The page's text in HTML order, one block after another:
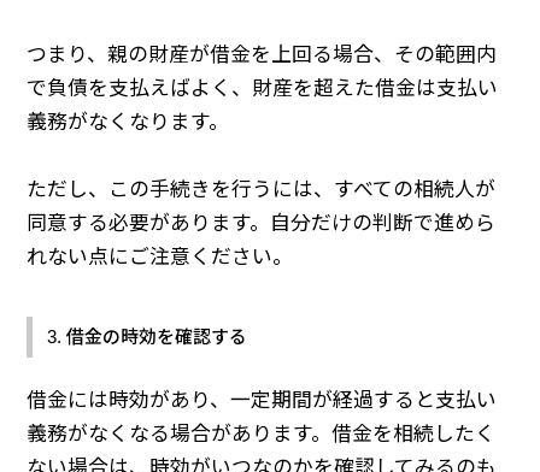
つまり、親の財産が借金を上回る場合、その範囲内
で負債を支払えばよく、財産を超えた借金は支払い
義務がなくなります。
ただし、この手続きを行うには、すべての相続人が
同意する必要があります。自分だけの判断で進めら
れない点にご注意ください。
3. 借金の時効を確認する
借金には時効があり、一定期間が経過すると支払い
義務がなくなる場合があります。借金を相続したく